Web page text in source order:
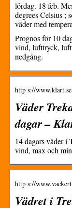
lördag. 18 feb.
degrees Celsius ;
väder med
Prognos för 10
vind, lufttryck,
nedgång.
http s://
Väder
dagar –
14 dagars väder i
vind, max och
http s://
Vädret i